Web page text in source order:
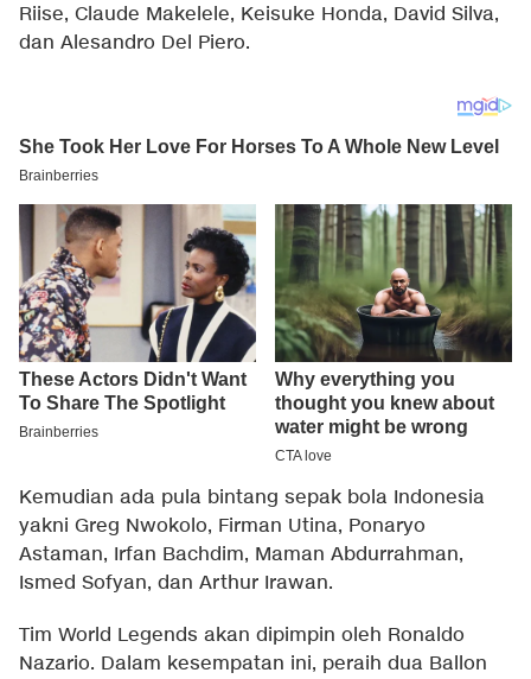
Riise, Claude Makelele, Keisuke Honda, David Silva,
dan Alesandro Del Piero.
Kemudian ada pula bintang sepak bola Indonesia
yakni Greg Nwokolo, Firman Utina, Ponaryo
Astaman, Irfan Bachdim, Maman Abdurrahman,
Ismed Sofyan, dan Arthur Irawan.
Tim World Legends akan dipimpin oleh Ronaldo
Nazario. Dalam kesempatan ini, peraih dua Ballon